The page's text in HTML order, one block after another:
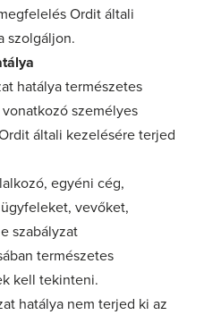
Ordit általi
szolgáljon.
hatálya természetes
személyes
általi kezelésére terjed
egyéni cég,
vevőket,
szabályzat
természetes
kell tekinteni.
hatálya nem terjed ki az